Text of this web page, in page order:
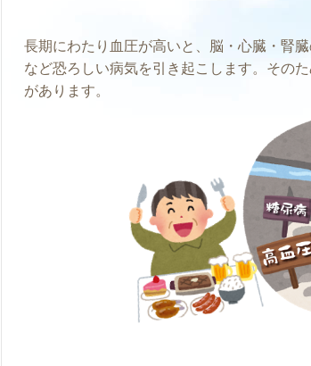
長期にわたり血圧が高いと、脳・心臓・腎
など恐ろしい病気を引き起こします。その
があります。